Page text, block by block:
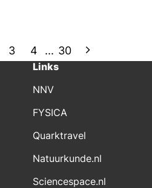
3 4 ... 30
Links
NNV
FYSICA
Quarktravel
Natuurkunde.nl
Sciencespace.nl